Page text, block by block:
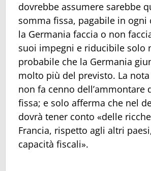
dovrebbe assumere sarebbe
somma fissa, pagabile in ogni
la Germania faccia o non
suoi impegni e riducibile solo
probabile che la Germania
molto più del previsto. La
non fa cenno dell’ammontare
fissa; e solo afferma che nel
dovrà tener conto «delle
Francia, rispetto agli altri
capacità fiscali».